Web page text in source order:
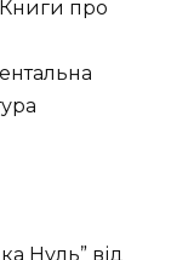
про
Нуль” від